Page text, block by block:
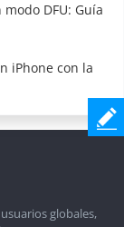
DFU: Guía
iPhone con la
globales,